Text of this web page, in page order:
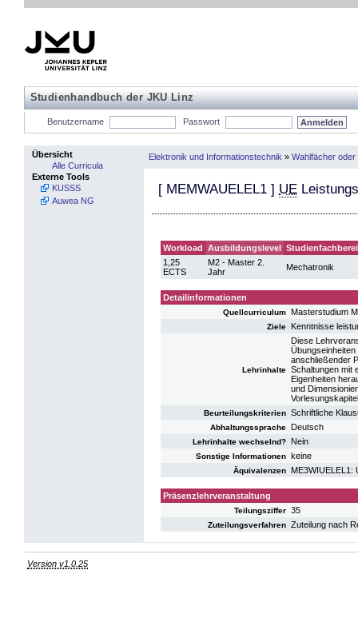
Studienhandbuch der JKU Linz
Benutzername Passwort
Übersicht
Alle Curricula
Externe Tools
KUSSS
Auwea NG
Elektronik und Informationstechnik » Wahlfächer
[ MEMWAUELEL1 ] UE
Workload Ausbildungslevel
1,25
ECTS
M2 - Master 2.
Jahr
Mechatronik
Detailinformationen
Quellcurriculum Masterstudium
Ziele Kenntnisse
Lehrinhalte
Diese
anschließender
Schaltungen mit
Eigenheiten
und
Beurteilungskriterien Schriftliche
Abhaltungssprache Deutsch
Lehrinhalte wechselnd? Nein
Sonstige Informationen keine
Äquivalenzen ME3WIUELEL1:
Präsenzlehrveranstaltung
Teilungsziffer 35
Zuteilungsverfahren Zuteilung nach
Version v1.0.25